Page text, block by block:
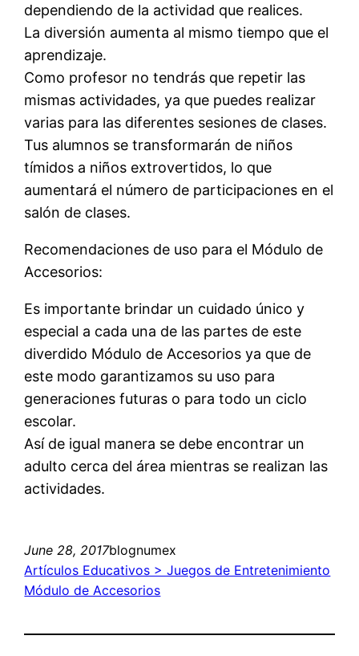
dependiendo de la actividad que realices.
La diversión aumenta al mismo tiempo que el
aprendizaje.
Como profesor no tendrás que repetir las
mismas actividades, ya que puedes realizar
varias para las diferentes sesiones de clases.
Tus alumnos se transformarán de niños
tímidos a niños extrovertidos, lo que
aumentará el número de participaciones en el
salón de clases.
Recomendaciones de uso para el Módulo de
Accesorios:
Es importante brindar un cuidado único y
especial a cada una de las partes de este
diverdido Módulo de Accesorios ya que de
este modo garantizamos su uso para
generaciones futuras o para todo un ciclo
escolar.
Así de igual manera se debe encontrar un
adulto cerca del área mientras se realizan las
actividades.
June 28, 2017blognumex
Artículos Educativos > Juegos de Entretenimiento
Módulo de Accesorios